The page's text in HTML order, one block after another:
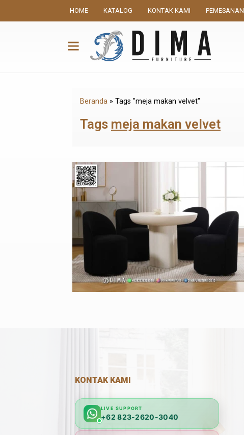
HOME KATALOG KONTAK KAMI PEMESANAN
Beranda » Tags "meja makan velvet"
Tags meja makan velvet
KONTAK KAMI
LIVE SUPPORT
+62 823-2620-3040